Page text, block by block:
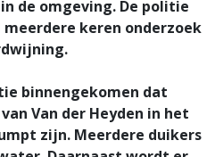
de omgeving. De politie
keren onderzoek
binnengekomen dat
Van der Heyden in het
zijn. Meerdere duikers